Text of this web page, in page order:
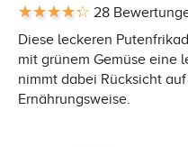
28
Diese leckeren
mit grünem Gemüse eine
nimmt dabei Rücksicht
Ernährungsweise.